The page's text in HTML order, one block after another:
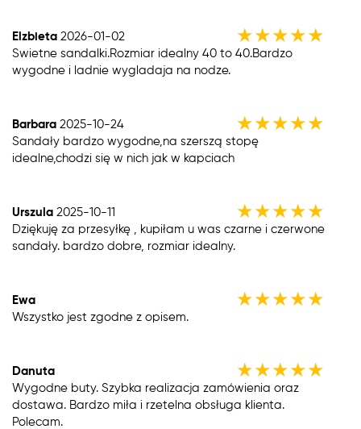
Elzbieta 2026-01-02 ★★★★★
Swietne sandalki.Rozmiar idealny 40 to 40.Bardzo
wygodne i ladnie wygladaja na nodze.
Barbara 2025-10-24 ★★★★★
Sandały bardzo wygodne,na szerszą stopę
idealne,chodzi się w nich jak w kapciach
Urszula 2025-10-11 ★★★★★
Dziękuję za przesyłkę , kupiłam u was czarne i czerwone
sandały. bardzo dobre, rozmiar idealny.
Ewa ★★★★★
Wszystko jest zgodne z opisem.
Danuta ★★★★★
Wygodne buty. Szybka realizacja zamówienia oraz
dostawa. Bardzo miła i rzetelna obsługa klienta.
Polecam.